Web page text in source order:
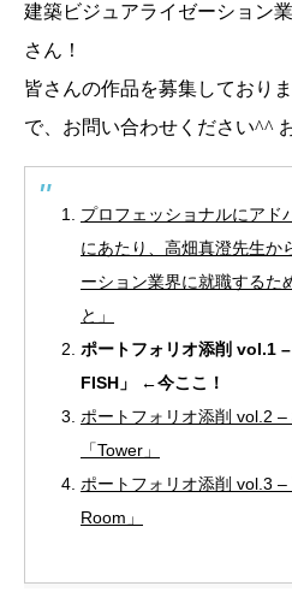
建築ビジュアライゼーション
さん！
皆さんの作品を募集しており
で、お問い合わせください^^
プロフェッショナルにアド
にあたり、高畑真澄先生か
ーション業界に就職するた
と」
ポートフォリオ添削 vol.1
FISH」 ←今ここ！
ポートフォリオ添削 vol.2
「Tower」
ポートフォリオ添削 vol.3
Room」